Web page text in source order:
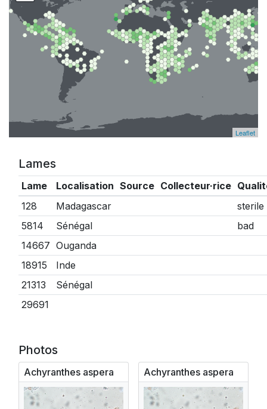
Leaflet
Lames
Lame Localisation Source Collecteur·rice
128
Madagascar
sterile
5814
Sénégal
bad
14667 Ouganda
18915
Inde
21313
Sénégal
29691
Photos
Achyranthes aspera Achyranthes aspera